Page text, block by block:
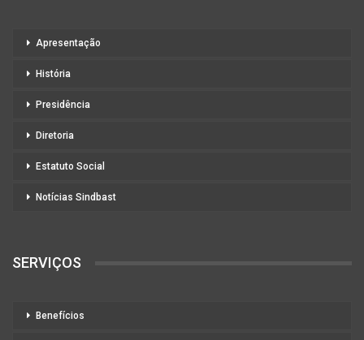
Apresentação
História
Presidência
Diretoria
Estatuto Social
Notícias Sindbast
SERVIÇOS
Benefícios